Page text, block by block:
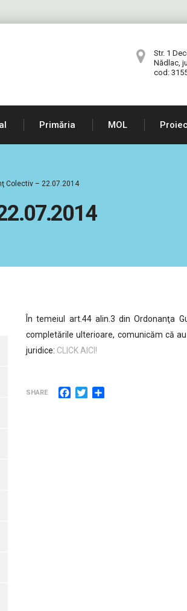
Str. 1
Nădlac,
cod:
Primăria MOL
Colectiv – 22.07.2014
În temeiul art.44 alin.3 din Ordonanţa
completările ulterioare, comunicăm că
juridice: CLICK AICI!
SHARE Facebook
Twitter